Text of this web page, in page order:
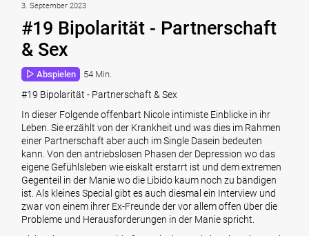
3. September 2023
#19 Bipolarität - Partnerschaft
& Sex
Abspielen 54 Min.
#19 Bipolarität - Partnerschaft & Sex
In dieser Folgende offenbart Nicole intimiste Einblicke in ihr
Leben. Sie erzählt von der Krankheit und was dies im Rahmen
einer Partnerschaft aber auch im Single Dasein bedeuten
kann. Von den antriebslosen Phasen der Depression wo das
eigene Gefühlsleben wie eiskalt erstarrt ist und dem extremen
Gegenteil in der Manie wo die Libido kaum noch zu bändigen
ist. Als kleines Special gibt es auch diesmal ein Interview und
zwar von einem ihrer Ex-Freunde der vor allem offen über die
Probleme und Herausforderungen in der Manie spricht.